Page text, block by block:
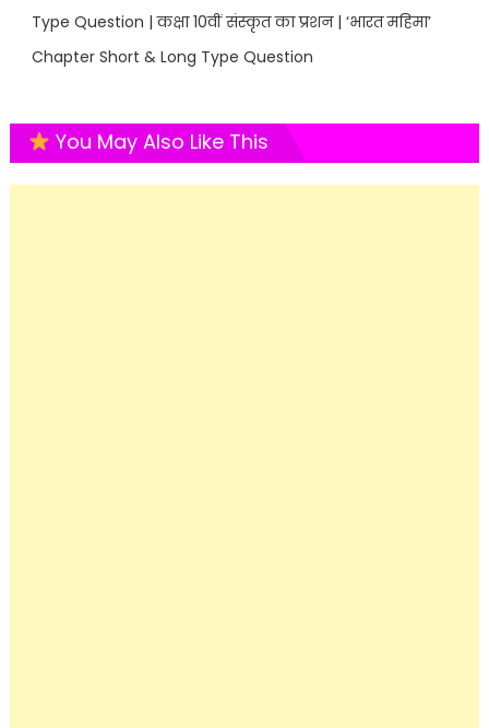
Type Question | कक्षा 10वीं संस्कृत का प्रशन | ‘भारत महिमा’
Chapter Short & Long Type Question
You May Also Like This